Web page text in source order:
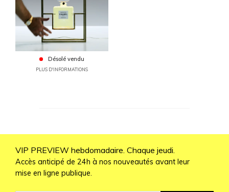
Désolé vendu
PLUS D'INFORMATIONS
VIP PREVIEW hebdomadaire. Chaque jeudi.
Accès anticipé de 24h à nos nouveautés avant leur
mise en ligne publique.